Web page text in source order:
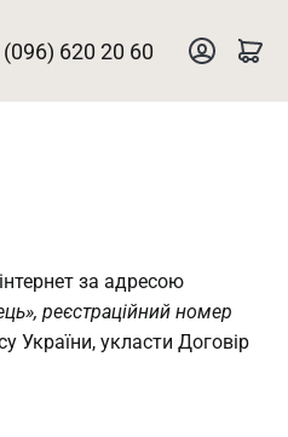
620 20 60
за адресою
реєстраційний номер
України, укласти Договір